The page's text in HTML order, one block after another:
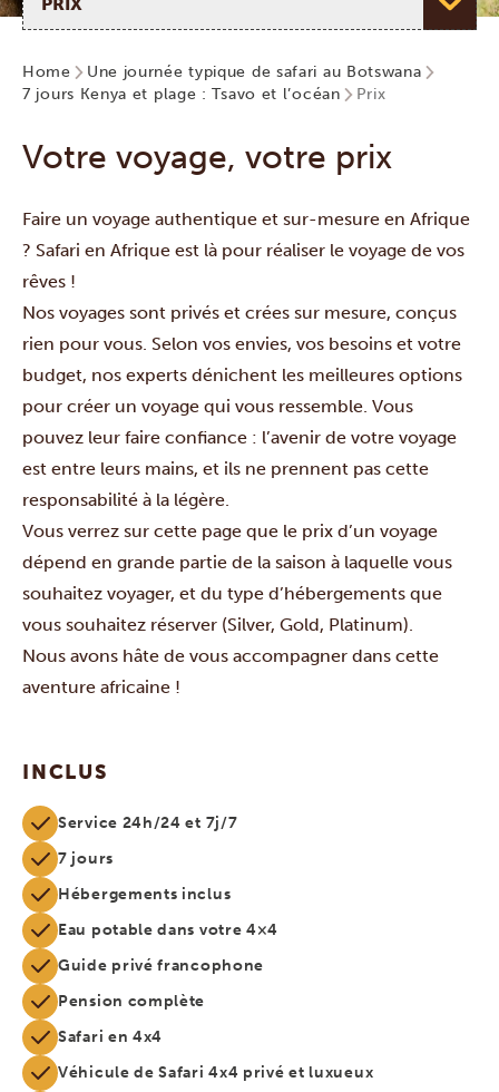
Home
Une journée typique de safari au Botswana
7 jours Kenya et plage : Tsavo et l’océan
Prix
Votre voyage, votre prix
Faire un voyage authentique et sur-mesure en Afrique
? Safari en Afrique est là pour réaliser le voyage de vos
rêves !
Nos voyages sont privés et crées sur mesure, conçus
rien pour vous. Selon vos envies, vos besoins et votre
budget, nos experts dénichent les meilleures options
pour créer un voyage qui vous ressemble. Vous
pouvez leur faire confiance : l’avenir de votre voyage
est entre leurs mains, et ils ne prennent pas cette
responsabilité à la légère.
Vous verrez sur cette page que le prix d’un voyage
dépend en grande partie de la saison à laquelle vous
souhaitez voyager, et du type d’hébergements que
vous souhaitez réserver (Silver, Gold, Platinum).
Nous avons hâte de vous accompagner dans cette
aventure africaine !
INCLUS
Service 24h/24 et 7j/7
7 jours
Hébergements inclus
Eau potable dans votre 4×4
Guide privé francophone
Pension complète
Safari en 4x4
Véhicule de Safari 4x4 privé et luxueux